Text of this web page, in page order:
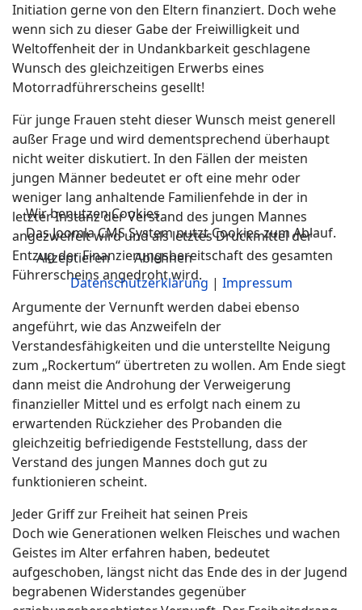
Initiation gerne von den Eltern finanziert. Doch wehe
wenn sich zu dieser Gabe der Freiwilligkeit und
Weltoffenheit der in Undankbarkeit geschlagene
Wunsch des gleichzeitigen Erwerbs eines
Motorradführerscheins gesellt!
Für junge Frauen steht dieser Wunsch meist generell
außer Frage und wird dementsprechend überhaupt
nicht weiter diskutiert. In den Fällen der meisten
jungen Männer bedeutet er oft eine mehr oder
weniger lang anhaltende Familienfehde in der in
letzter Instanz der Verstand des jungen Mannes
angezweifelt wird und als letztes Druckmittel der
Entzug der Finanzierungsbereitschaft des gesamten
Führerscheins angedroht wird.
Argumente der Vernunft werden dabei ebenso
angeführt, wie das Anzweifeln der
Verstandesfähigkeiten und die unterstellte Neigung
zum „Rockertum“ übertreten zu wollen. Am Ende siegt
dann meist die Androhung der Verweigerung
finanzieller Mittel und es erfolgt nach einem zu
erwartenden Rückzieher des Probanden die
gleichzeitig befriedigende Feststellung, dass der
Verstand des jungen Mannes doch gut zu
funktionieren scheint.
Jeder Griff zur Freiheit hat seinen Preis
Doch wie Generationen welken Fleisches und wachen
Geistes im Alter erfahren haben, bedeutet
aufgeschoben, längst nicht das Ende des in der Jugend
begrabenen Widerstandes gegenüber
Wir benutzen Cookies
Das Joomla CMS System nutzt Cookies zum Ablauf.
Akzeptieren
Ablehnen
Datenschutzerklärung | Impressum